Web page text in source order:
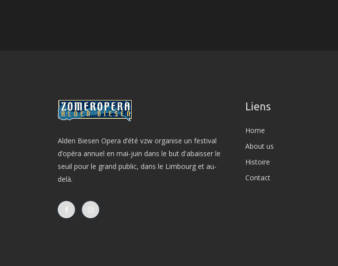
Alden Biesen Opera d’été vzw organise un festival
d’opéra annuel en mai-juin dans le but d'abaisser le
seuil pour le grand public, dans le Limbourg et au-
delà.
Liens
Home
About us
Histoire
Contact